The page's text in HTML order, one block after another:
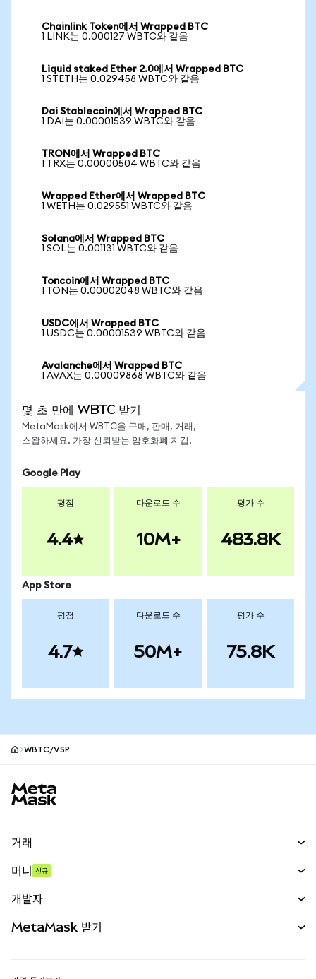
Chainlink Token에서 Wrapped BTC
1 LINK는 0.000127 WBTC와 같음
Liquid staked Ether 2.0에서 Wrapped BTC
1 STETH는 0.029458 WBTC와 같음
Dai Stablecoin에서 Wrapped BTC
1 DAI는 0.00001539 WBTC와 같음
TRON에서 Wrapped BTC
1 TRX는 0.00000504 WBTC와 같음
Wrapped Ether에서 Wrapped BTC
1 WETH는 0.029551 WBTC와 같음
Solana에서 Wrapped BTC
1 SOL는 0.001131 WBTC와 같음
Toncoin에서 Wrapped BTC
1 TON는 0.00002048 WBTC와 같음
USDC에서 Wrapped BTC
1 USDC는 0.00001539 WBTC와 같음
Avalanche에서 Wrapped BTC
1 AVAX는 0.00009868 WBTC와 같음
몇 초 만에 WBTC 받기
MetaMask에서 WBTC을 구매, 판매, 거래,
스왑하세요. 가장 신뢰받는 암호화폐 지갑.
Google Play
평점
4.4
다운로드 수
10M+
평가 수
483.8K
App Store
평점
4.7
다운로드 수
50M+
평가 수
75.8K
WBTC/VSP
거래
무기한 선물
실물자산
머니 신규
개발자
MetaMask 받기